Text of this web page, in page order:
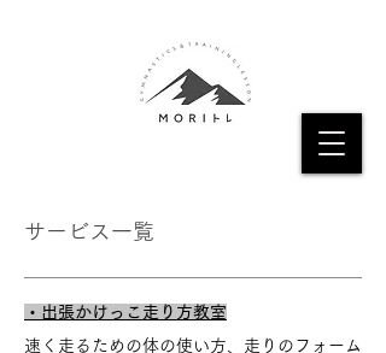
​サービス一覧
・出張かけっこ走り方教室
速く走るための体の使い方、走りのフォーム